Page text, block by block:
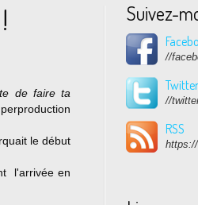
de faire ta
le début
l'arrivée en
Suivez-
Twitter
//
RSS